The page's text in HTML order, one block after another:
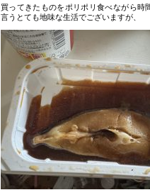
買ってきたものをポリポリ食べながら時
言うとても地味な生活でございますが、